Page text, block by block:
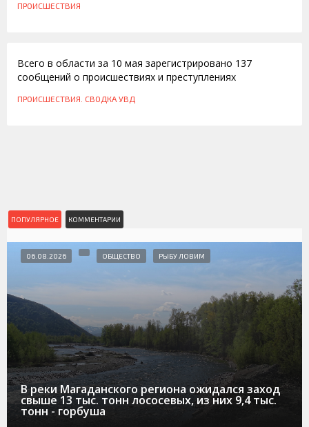
ПРОИСШЕСТВИЯ
Всего в области за 10 мая зарегистрировано 137
сообщений о происшествиях и преступлениях
ПРОИСШЕСТВИЯ. СВОДКА УВД
ПОПУЛЯРНОЕ КОММЕНТАРИИ
В реки Магаданского региона ожидался заход
свыше 13 тыс. тонн лососевых, из них 9,4 тыс.
тонн - горбуша
06.08.2026 ОБЩЕСТВО РЫБУ ЛОВИМ